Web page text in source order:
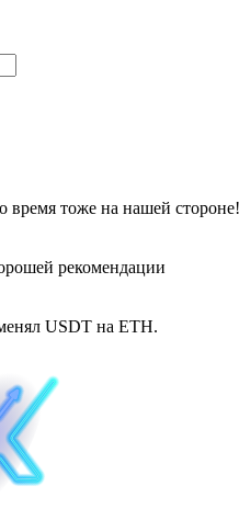
время тоже на нашей
рекомендации
USDT на ETH.